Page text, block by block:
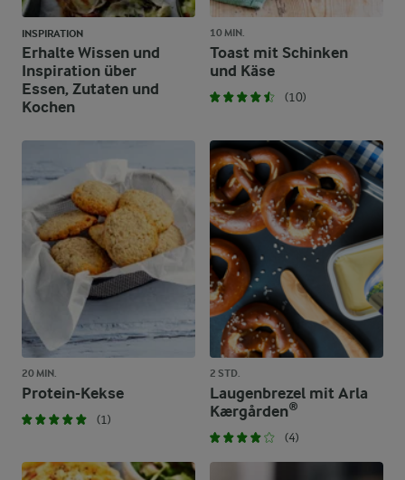
INSPIRATION
Erhalte Wissen und
Inspiration über
Essen, Zutaten und
Kochen
10 MIN.
Toast mit Schinken
und Käse
(10)
20 MIN.
Protein-Kekse
(1)
2 STD.
Laugenbrezel mit Arla
Kærgården®
(4)